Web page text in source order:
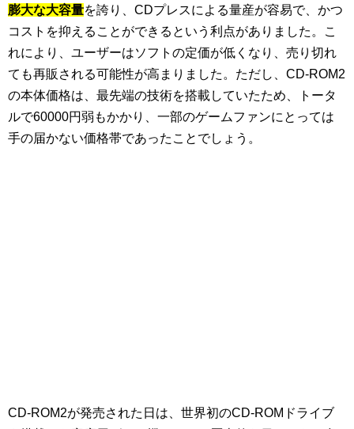
膨大な大容量を誇り、CDプレスによる量産が容易で、かつ
コストを抑えることができるという利点がありました。こ
れにより、ユーザーはソフトの定価が低くなり、売り切れ
ても再販される可能性が高まりました。ただし、CD-ROM2
の本体価格は、最先端の技術を搭載していたため、トータ
ルで60000円弱もかかり、一部のゲームファンにとっては
手の届かない価格帯であったことでしょう。
CD-ROM2が発売された日は、世界初のCD-ROMドライブ